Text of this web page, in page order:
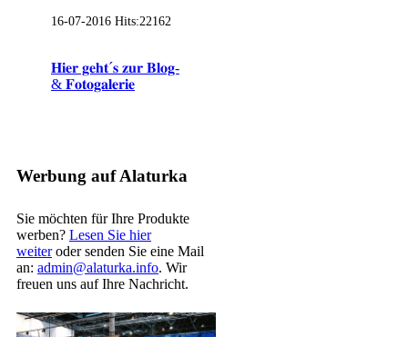
16-07-2016 Hits:22162
𝐇𝐢𝐞𝐫 𝐠𝐞𝐡𝐭´𝐬 𝐳𝐮𝐫 𝐁𝐥𝐨𝐠-
& 𝐅𝐨𝐭𝐨𝐠𝐚𝐥𝐞𝐫𝐢𝐞
Werbung auf Alaturka
Sie möchten für Ihre Produkte
werben? Lesen Sie hier
weiteroder senden Sie eine Mail
an: admin@alaturka.info. Wir
freuen uns auf Ihre Nachricht.